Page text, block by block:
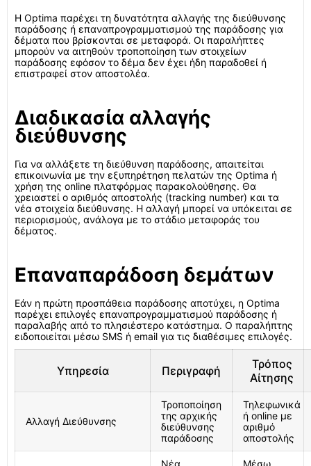
Η Optima παρέχει τη δυνατότητα αλλαγής της διεύθυνσης
παράδοσης ή επαναπρογραμματισμού της παράδοσης για
δέματα που βρίσκονται σε μεταφορά. Οι παραλήπτες
μπορούν να αιτηθούν τροποποίηση των στοιχείων
παράδοσης εφόσον το δέμα δεν έχει ήδη παραδοθεί ή
επιστραφεί στον αποστολέα.
Διαδικασία αλλαγής
διεύθυνσης
Για να αλλάξετε τη διεύθυνση παράδοσης, απαιτείται
επικοινωνία με την εξυπηρέτηση πελατών της Optima ή
χρήση της online πλατφόρμας παρακολούθησης. Θα
χρειαστεί ο αριθμός αποστολής (tracking number) και τα
νέα στοιχεία διεύθυνσης. Η αλλαγή μπορεί να υπόκειται σε
περιορισμούς, ανάλογα με το στάδιο μεταφοράς του
δέματος.
Επαναπαράδοση δεμάτων
Εάν η πρώτη προσπάθεια παράδοσης αποτύχει, η Optima
παρέχει επιλογές επαναπρογραμματισμού παράδοσης ή
παραλαβής από το πλησιέστερο κατάστημα. Ο παραλήπτης
ειδοποιείται μέσω SMS ή email για τις διαθέσιμες επιλογές.
Υπηρεσία Περιγραφή
Τρόπος
Αίτησης
Αλλαγή Διεύθυνσης
Τροποποίηση
της αρχικής
διεύθυνσης
παράδοσης
Τηλεφωνικά
ή online με
αριθμό
αποστολής
Νέα
Μέσω